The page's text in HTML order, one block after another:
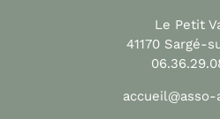
Le Petit
41170 Sargé-